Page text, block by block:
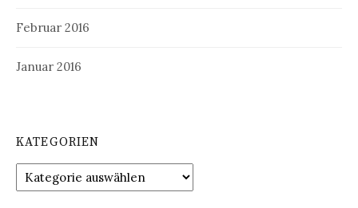
Februar 2016
Januar 2016
KATEGORIEN
Kategorien